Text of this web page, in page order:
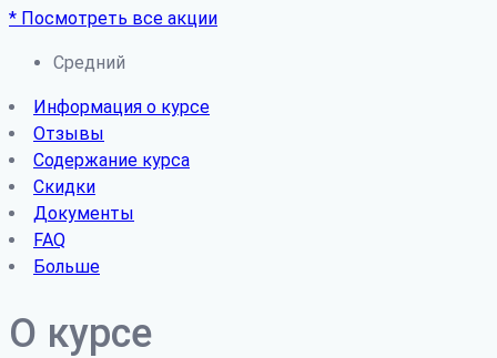
* Посмотреть все акции
Средний
Информация о курсе
Отзывы
Содержание курса
Скидки
Документы
FAQ
Больше
О курсе